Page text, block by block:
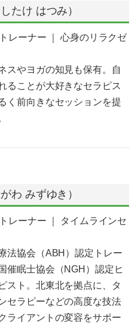
たけ はつみ）
レーナー ｜ 心身のリラクゼ
スやヨガの知見も保有。自
ることが大好きなセラピス
く前向きなセッションを提
わ みずゆき）
レーナー ｜ タイムラインセ
法協会（ABH）認定トレー
催眠士協会（NGH）認定ヒ
スト。北東北を拠点に、タ
セラピーなどの高度な技法
ライアントの変容をサポー